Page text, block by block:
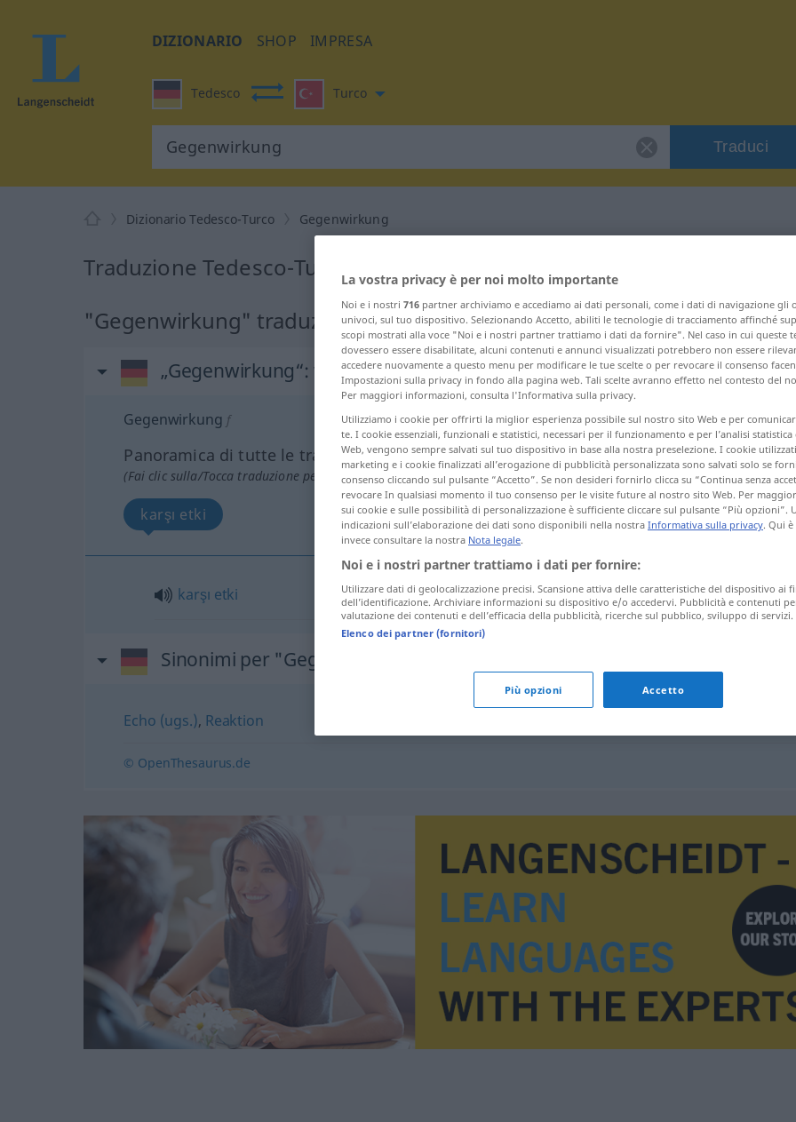
DIZIONARIO SHOP IMPRESA
Tedesco Turco
Traduci
Dizionario Tedesco-Turco Gegenwirkung
Traduzione Tedesco-Turco per "Gegenwirkung"
"Gegenwirkung" traduzione Turco
„Gegenwirkung“: weiblich
Gegenwirkung f
Panoramica di tutte le traduzion
(Fai clic sulla/Tocca traduzione per maggiori dettagli)
karşı etki
karşı etki Gegenwirkung
Sinonimi per "Gegenwirkung"
Echo (ugs.), Reaktion
© OpenThesaurus.de
La vostra privacy è per noi molto importante
Noi e i nostri 716 partner archiviamo e accediamo ai dati personali, come i dati di navigazione gli
univoci, sul tuo dispositivo. Selezionando Accetto, abiliti le tecnologie di tracciamento affinché
scopi mostrati alla voce "Noi e i nostri partner trattiamo i dati da fornire". Nel caso in cui queste
dovessero essere disabilitate, alcuni contenuti e annunci visualizzati potrebbero non essere
accedere nuovamente a questo menu per modificare le tue scelte o per revocare il consenso
Impostazioni sulla privacy in fondo alla pagina web. Tali scelte avranno effetto nel contesto del
Per maggiori informazioni, consulta l'Informativa sulla privacy.
Utilizziamo i cookie per offrirti la miglior esperienza possibile sul nostro sito Web e per
te. I cookie essenziali, funzionali e statistici, necessari per il funzionamento e per l’analisi
Web, vengono sempre salvati sul tuo dispositivo in base alla nostra preselezione. I cookie
marketing e i cookie finalizzati all’erogazione di pubblicità personalizzata sono salvati solo se
consenso cliccando sul pulsante “Accetto”. Se non desideri fornirlo clicca su “Continua senza
revocare In qualsiasi momento il tuo consenso per le visite future al nostro sito Web. Per
sui cookie e sulle possibilità di personalizzazione è sufficiente cliccare sul pulsante “Più opzioni”.
indicazioni sull’elaborazione dei dati sono disponibili nella nostra Informativa sulla privacy. Qui
invece consultare la nostra Nota legale.
Noi e i nostri partner trattiamo i dati per fornire:
Utilizzare dati di geolocalizzazione precisi. Scansione attiva delle caratteristiche del dispositivo ai
dell’identificazione. Archiviare informazioni su dispositivo e/o accedervi. Pubblicità e contenuti
valutazione dei contenuti e dell’efficacia della pubblicità, ricerche sul pubblico, sviluppo di servizi.
Elenco dei partner (fornitori)
Più opzioni Accetto